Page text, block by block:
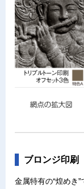
ブロンジ印刷
金属特有の“煌めき